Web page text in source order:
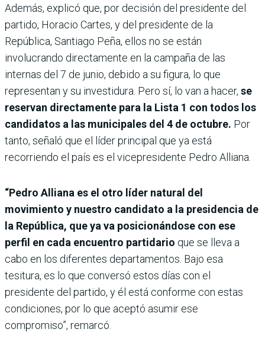
Además, explicó que, por decisión del presidente del
partido, Horacio Cartes, y del presidente de la
República, Santiago Peña, ellos no se están
involucrando directamente en la campaña de las
internas del 7 de junio, debido a su figura, lo que
representan y su investidura. Pero sí, lo van a hacer, se
reservan directamente para la Lista 1 con todos los
candidatos a las municipales del 4 de octubre. Por
tanto, señaló que el líder principal que ya está
recorriendo el país es el vicepresidente Pedro Alliana.
“Pedro Alliana es el otro líder natural del
movimiento y nuestro candidato a la presidencia de
la República, que ya va posicionándose con ese
perfil en cada encuentro partidario que se lleva a
cabo en los diferentes departamentos. Bajo esa
tesitura, es lo que conversó estos días con el
presidente del partido, y él está conforme con estas
condiciones, por lo que aceptó asumir ese
compromiso”, remarcó.